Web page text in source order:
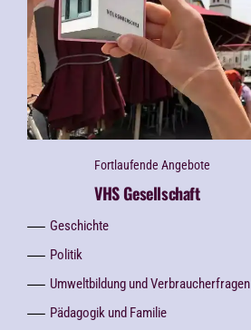
Fortlaufende Angebote
VHS Gesellschaft
Geschichte
Politik
Umweltbildung und Verbraucherfragen
Pädagogik und Familie